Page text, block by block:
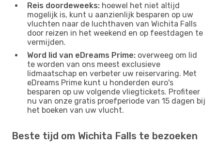
Reis doordeweeks: hoewel het niet altijd
mogelijk is, kunt u aanzienlijk besparen op uw
vluchten naar de luchthaven van Wichita Falls
door reizen in het weekend en op feestdagen te
vermijden.
Word lid van eDreams Prime: overweeg om lid
te worden van ons meest exclusieve
lidmaatschap en verbeter uw reiservaring. Met
eDreams Prime kunt u honderden euro's
besparen op uw volgende vliegtickets. Profiteer
nu van onze gratis proefperiode van 15 dagen bij
het boeken van uw vlucht.
Beste tijd om Wichita Falls te bezoeken